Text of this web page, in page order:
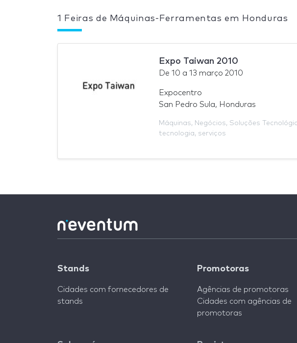
1 Feiras de Máquinas-Ferramentas em Honduras
Expo Taiwan 2010
De 10 a 13 março 2010
Expocentro
San Pedro Sula, Honduras
Máquinas, Negócios, Soluções
tecnologia, serviços
Stands
Cidades com fornecedores de
stands
Promotoras
Agências de promotoras
Cidades com agências de
promotoras